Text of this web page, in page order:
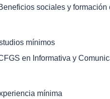
sociales y
mínimos
en Informativa y
mínima